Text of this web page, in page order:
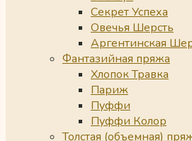
Секрет Успеха
Овечья Шерсть
Аргентинская
Фантазийная пряжа
Хлопок Травка
Париж
Пуффи
Пуффи Колор
Толстая (объемная)